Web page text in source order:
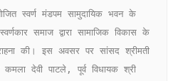
समाज द्वारा सामाजिक विकास के
की। इस अवसर पर सांसद श्रीमती
देवी पाटले, पूर्व विधायक श्री